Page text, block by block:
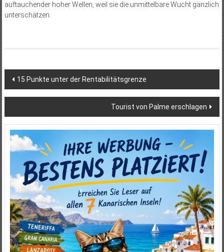
auftauchender hoher Wellen, weil sie die unmittelbare Wucht gänzlich
unterschätzen.
Beitragsnavigation
15 Punkte unter der Rentabilitätsgrenze
Tourist von Palme erschlagen